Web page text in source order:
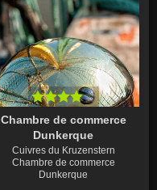
Chambre de commerce
Dunkerque
Cuivres du Kruzenstern
Chambre de commerce
Dunkerque